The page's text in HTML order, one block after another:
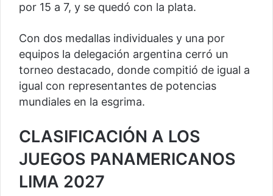
por 15 a 7, y se quedó con la plata.
Con dos medallas individuales y una por
equipos la delegación argentina cerró un
torneo destacado, donde compitió de igual a
igual con representantes de potencias
mundiales en la esgrima.
CLASIFICACIÓN A LOS
JUEGOS PANAMERICANOS
LIMA 2027